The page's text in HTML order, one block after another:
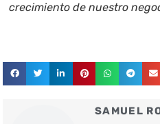
crecimiento de nuestro
SAMUEL